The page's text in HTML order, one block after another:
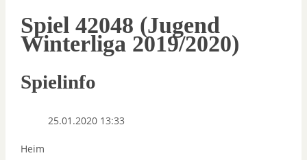
Spiel 42048 (Jugend
Winterliga 2019/2020)
Spielinfo
25.01.2020 13:33
Heim